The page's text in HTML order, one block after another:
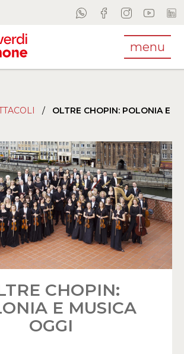
menu
/
OLTRE CHOPIN: POLONIA E
CHOPIN:
E MUSICA
OGGI